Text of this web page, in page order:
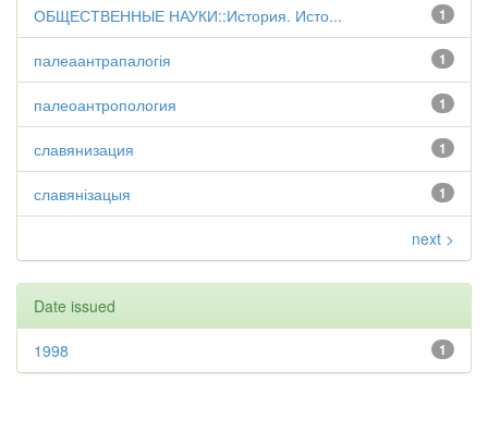
1
ОБЩЕСТВЕННЫЕ НАУКИ::История. Исто...
1
палеаантрапалогія
1
палеоантропология
1
славянизация
1
славянізацыя
next >
Date issued
1
1998